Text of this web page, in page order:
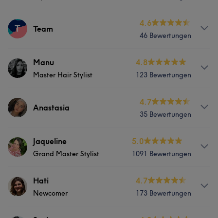
Friseur
Portfolio
Services
Services
Portfolio
T Team
4.6
46 Bewertungen
Services
Portfolio
Manu
Master Hair Stylist
4.8
123 Bewertungen
Services
Portfolio
Anastasia
4.7
35 Bewertungen
Services
Portfolio
Jaqueline
Grand Master Stylist
5.0
1091 Bewertungen
Info
Jaqueline (Grand Master Stylist): „Jaqueline ist
Hati
Newcomer
4.7
173 Bewertungen